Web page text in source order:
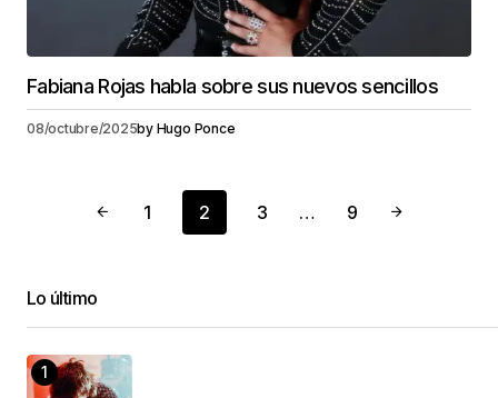
Fabiana Rojas habla sobre sus nuevos sencillos
08/octubre/2025by Hugo Ponce
1 2 3 … 9
Lo último